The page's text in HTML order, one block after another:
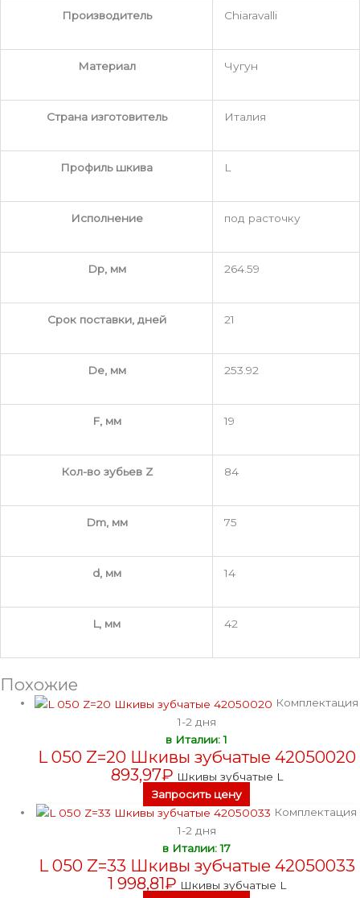
Производитель
Chiaravalli
Материал Чугун
Страна изготовитель Италия
Профиль шкива L
Исполнение под расточку
Dp, мм 264.59
Срок поставки, дней 21
De, мм 253.92
F, мм 19
Кол-во зубьев Z 84
Dm, мм 75
d, мм 14
L, мм 42
Похожие
Комплектация
1-2 дня
в Италии: 1
L 050 Z=20 Шкивы зубчатые 42050020
893,97₽ Шкивы зубчатые L
Запросить цену
Комплектация
1-2 дня
в Италии: 17
L 050 Z=33 Шкивы зубчатые 42050033
1 998,81₽ Шкивы зубчатые L